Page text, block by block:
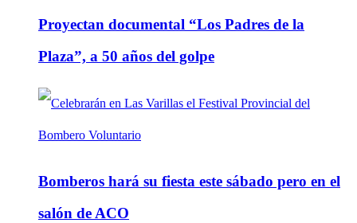
Proyectan documental “Los Padres de la
Plaza”, a 50 años del golpe
Bomberos hará su fiesta este sábado pero en el
salón de ACO